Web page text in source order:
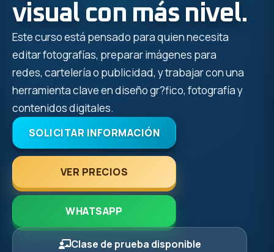
visual con más nivel.
Este curso está pensado para quien necesita
editar fotografías, preparar imágenes para
redes, cartelería o publicidad, y trabajar con una
herramienta clave en diseño gr?fico, fotografía y
contenidos digitales.
SOLICITAR INFORMACIÓN
VER PRECIOS
WHATSAPP
Clase de prueba disponible